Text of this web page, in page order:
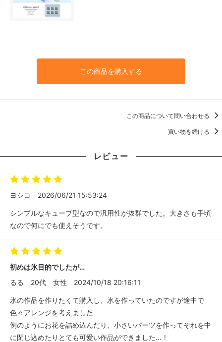
この商品を購入する
この商品について問い合わせる
買い物を続ける
レビュー
ヨシコ 2026/06/21 15:53:24
シンプルなキューブ型なので汎用性が抜群でした。大きさも手頃
なので何にでも使えそうです。
初めは氷目的でしたが…
るる
20代 女性 2024/10/18 20:16:11
氷の作品を作りたくて購入し、氷を作っていたのですが途中で
色々アレンジを考えました
例のようにお花を詰め込んだり、小さいパーツを作ってそれを中
に閉じ込めたりとても可愛い作品ができました…！